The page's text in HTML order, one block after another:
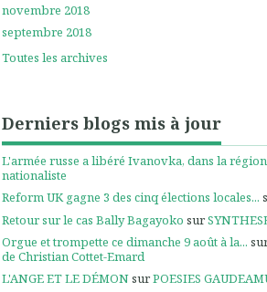
novembre 2018
septembre 2018
Toutes les archives
Derniers blogs mis à jour
L'armée russe a libéré Ivanovka, dans la
nationaliste
Reform UK gagne 3 des cinq élections locales...
Retour sur le cas Bally Bagayoko sur
Orgue et trompette ce dimanche 9 août à la...
de Christian Cottet-Emard
L'ANGE ET LE DÉMONsurPOESIES